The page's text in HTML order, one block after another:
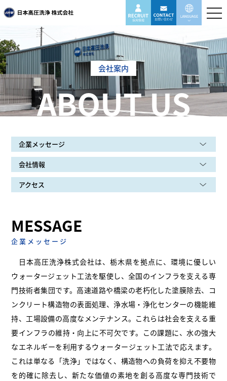
採用情報 お問い合わせ
会社案内
ABOUT US
企業メッセージ
会社情報
アクセス
MESSAGE
企業メッセージ
日本高圧洗浄株式会社は、栃木県を拠点に、環境に優しい
ウォータージェット工法を駆使し、全国のインフラを支える専
門技術者集団です。高速道路や橋梁の老朽化した塗膜除去、コ
ンクリート構造物の表面処理、浄水場・浄化センターの機能維
持、工場設備の高度なメンテナンス。これらは社会を支える重
要インフラの維持・向上に不可欠です。この課題に、水の強大
なエネルギーを利用するウォータージェット工法で応えます。
これは単なる「洗浄」ではなく、構造物への負荷を抑え不要物
を的確に除去し、新たな価値の素地を創る高度な専門技術で